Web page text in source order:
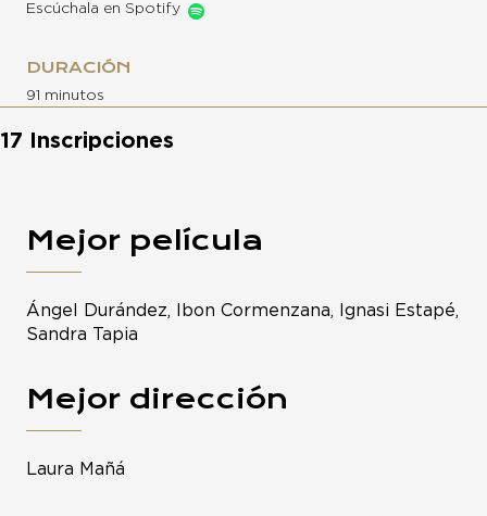
Escúchala en Spotify
DURACIÓN
91 minutos
17 Inscripciones
Mejor película
Ángel Durández, Ibon Cormenzana, Ignasi Estapé,
Sandra Tapia
Mejor dirección
Laura Mañá